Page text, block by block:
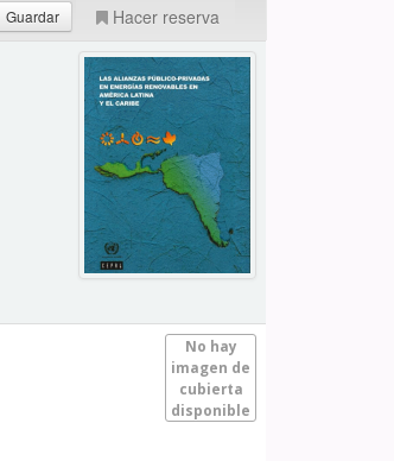
Hacer reserva
No hay
imagen de
cubierta
disponible